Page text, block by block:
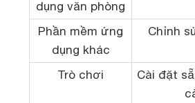
dụng văn phòng
Phần mềm ứng
dụng khác
Chỉnh
Trò chơi
Cài đặt